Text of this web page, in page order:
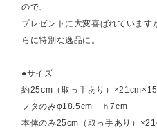
ので、
プレゼントに大変喜ばれています
らに特別な逸品に。
●サイズ
約25cm（取っ手あり）
フタのみφ18.5cm ｈ7cm
本体のみ25cm（取っ手あり）